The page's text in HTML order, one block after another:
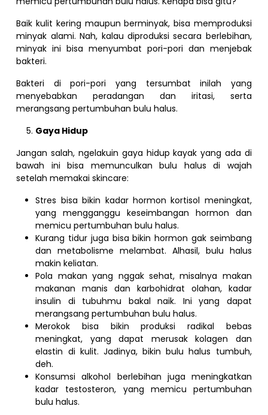
Baik kulit kering maupun berminyak, bisa memproduksi
minyak alami. Nah, kalau diproduksi secara berlebihan,
minyak ini bisa menyumbat pori-pori dan menjebak
bakteri.
Bakteri di pori-pori yang tersumbat inilah yang
menyebabkan peradangan dan iritasi, serta
merangsang pertumbuhan bulu halus.
Gaya Hidup
Jangan salah, ngelakuin gaya hidup kayak yang ada di
bawah ini bisa memunculkan bulu halus di wajah
setelah memakai skincare:
Stres bisa bikin kadar hormon kortisol meningkat,
yang mengganggu keseimbangan hormon dan
memicu pertumbuhan bulu halus.
Kurang tidur juga bisa bikin hormon gak seimbang
dan metabolisme melambat. Alhasil, bulu halus
makin keliatan.
Pola makan yang nggak sehat, misalnya makan
makanan manis dan karbohidrat olahan, kadar
insulin di tubuhmu bakal naik. Ini yang dapat
merangsang pertumbuhan bulu halus.
Merokok bisa bikin produksi radikal bebas
meningkat, yang dapat merusak kolagen dan
elastin di kulit. Jadinya, bikin bulu halus tumbuh,
deh.
Konsumsi alkohol berlebihan juga meningkatkan
kadar testosteron, yang memicu pertumbuhan
bulu halus.